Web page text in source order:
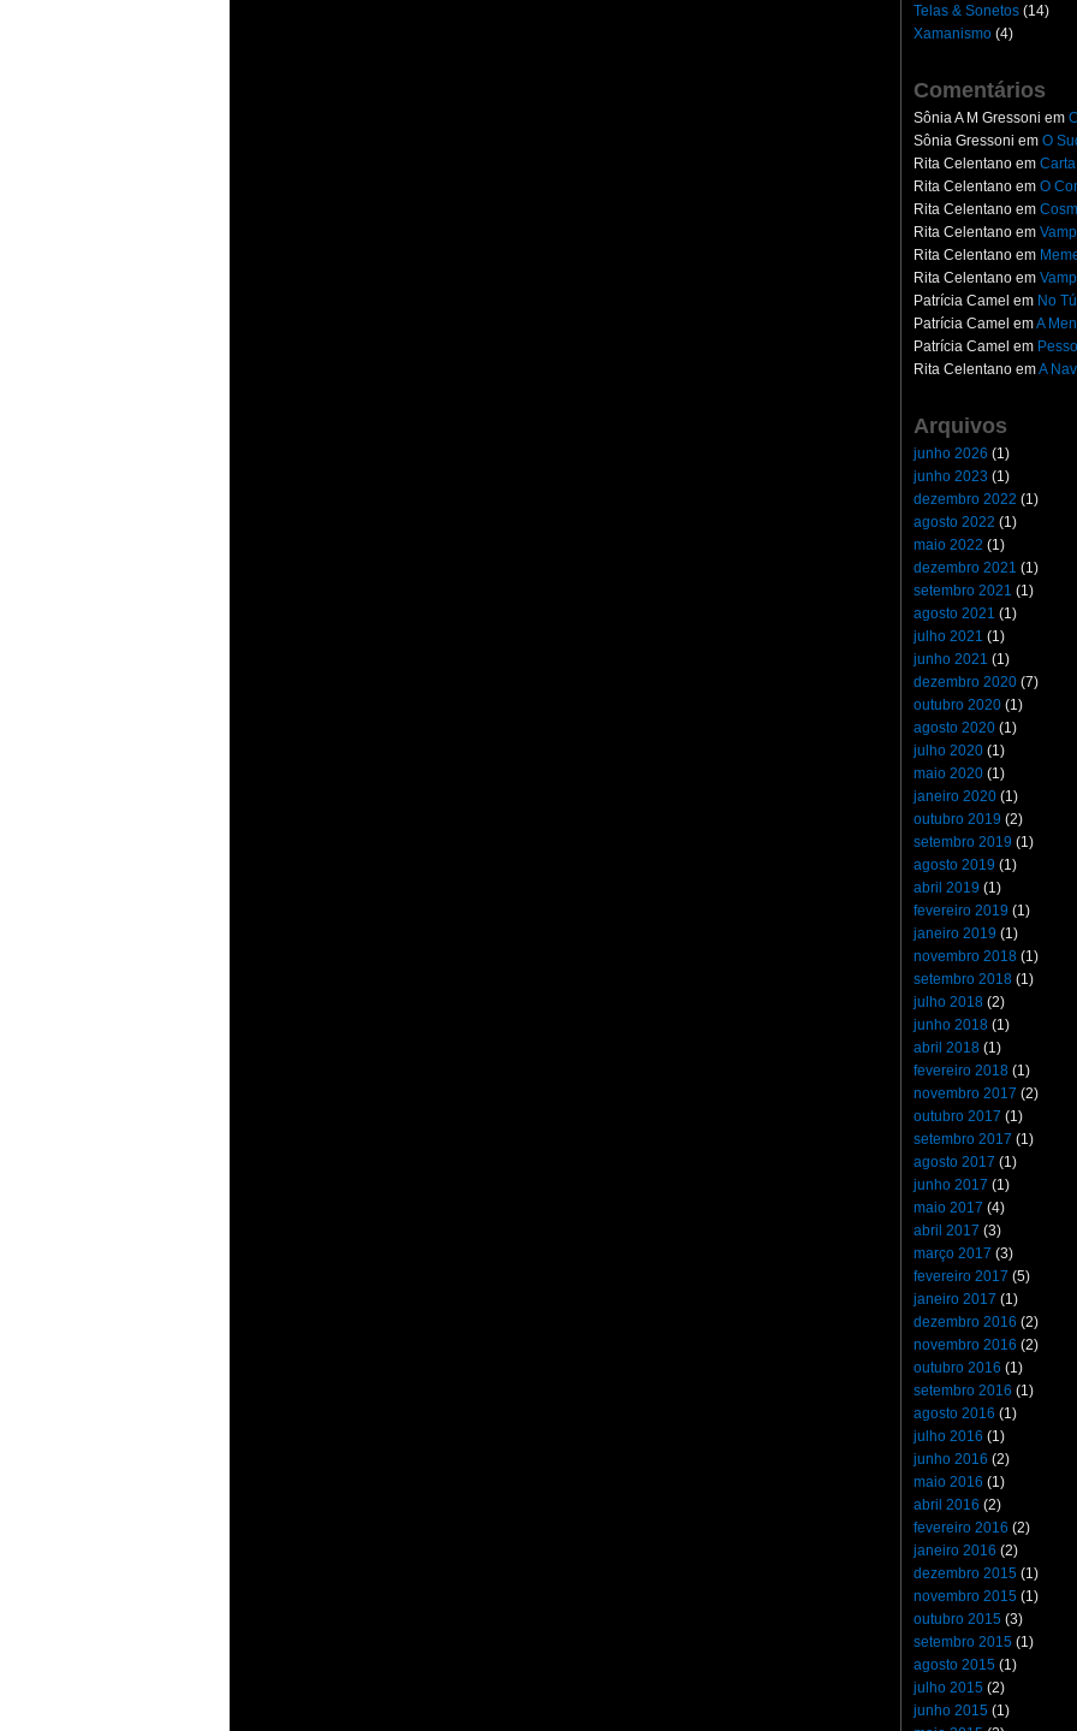
Telas & Sonetos (14)
Xamanismo (4)
Comentários
Sônia A M Gressoni em
Sônia Gressoni em O
Rita Celentano em
Rita Celentano em O
Rita Celentano em
Rita Celentano em
Rita Celentano em
Rita Celentano em
Patrícia Camel em No
Patrícia Camel emA
Patrícia Camel em
Rita Celentano emA
Arquivos
junho 2026 (1)
junho 2023 (1)
dezembro 2022 (1)
agosto 2022 (1)
maio 2022 (1)
dezembro 2021 (1)
setembro 2021 (1)
agosto 2021 (1)
julho 2021 (1)
junho 2021 (1)
dezembro 2020 (7)
outubro 2020 (1)
agosto 2020 (1)
julho 2020 (1)
maio 2020 (1)
janeiro 2020 (1)
outubro 2019 (2)
setembro 2019 (1)
agosto 2019 (1)
abril 2019 (1)
fevereiro 2019 (1)
janeiro 2019 (1)
novembro 2018 (1)
setembro 2018 (1)
julho 2018 (2)
junho 2018 (1)
abril 2018 (1)
fevereiro 2018 (1)
novembro 2017 (2)
outubro 2017 (1)
setembro 2017 (1)
agosto 2017 (1)
junho 2017 (1)
maio 2017 (4)
abril 2017 (3)
março 2017 (3)
fevereiro 2017 (5)
janeiro 2017 (1)
dezembro 2016 (2)
novembro 2016 (2)
outubro 2016 (1)
setembro 2016 (1)
agosto 2016 (1)
julho 2016 (1)
junho 2016 (2)
maio 2016 (1)
abril 2016 (2)
fevereiro 2016 (2)
janeiro 2016 (2)
dezembro 2015 (1)
novembro 2015 (1)
outubro 2015 (3)
setembro 2015 (1)
agosto 2015 (1)
julho 2015 (2)
junho 2015 (1)